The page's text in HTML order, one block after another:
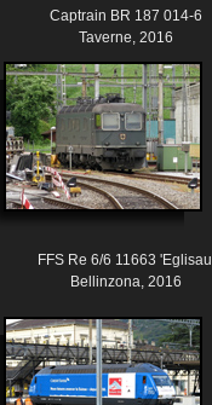
Captrain BR 187 014-6
Taverne, 2016
FFS Re 6/6 11663
Bellinzona, 2016